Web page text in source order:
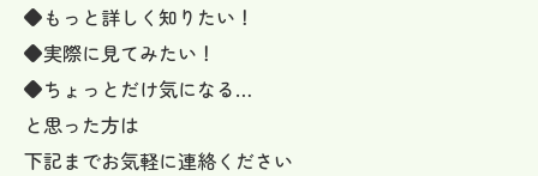
◆もっと詳しく知りたい！
◆実際に見てみたい！
◆ちょっとだけ気になる…
と思った方は
下記までお気軽に連絡ください